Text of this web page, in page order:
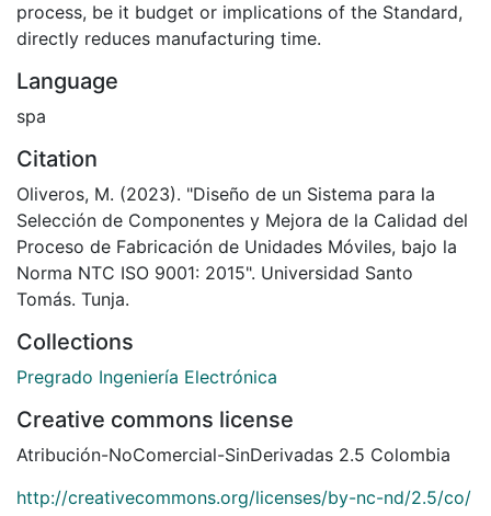
process, be it budget or implications of the Standard,
directly reduces manufacturing time.
Language
spa
Citation
Oliveros, M. (2023). "Diseño de un Sistema para la
Selección de Componentes y Mejora de la Calidad del
Proceso de Fabricación de Unidades Móviles, bajo la
Norma NTC ISO 9001: 2015". Universidad Santo
Tomás. Tunja.
Collections
Pregrado Ingeniería Electrónica
Creative commons license
Atribución-NoComercial-SinDerivadas 2.5 Colombia
http://creativecommons.org/licenses/by-nc-nd/2.5/co/